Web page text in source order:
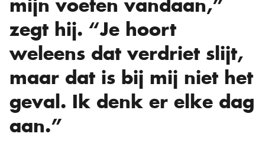
mijn voeten vandaan,”
zegt hij. “Je hoort
weleens dat verdriet slijt,
maar dat is bij mij niet het
geval. Ik denk er elke dag
aan.”